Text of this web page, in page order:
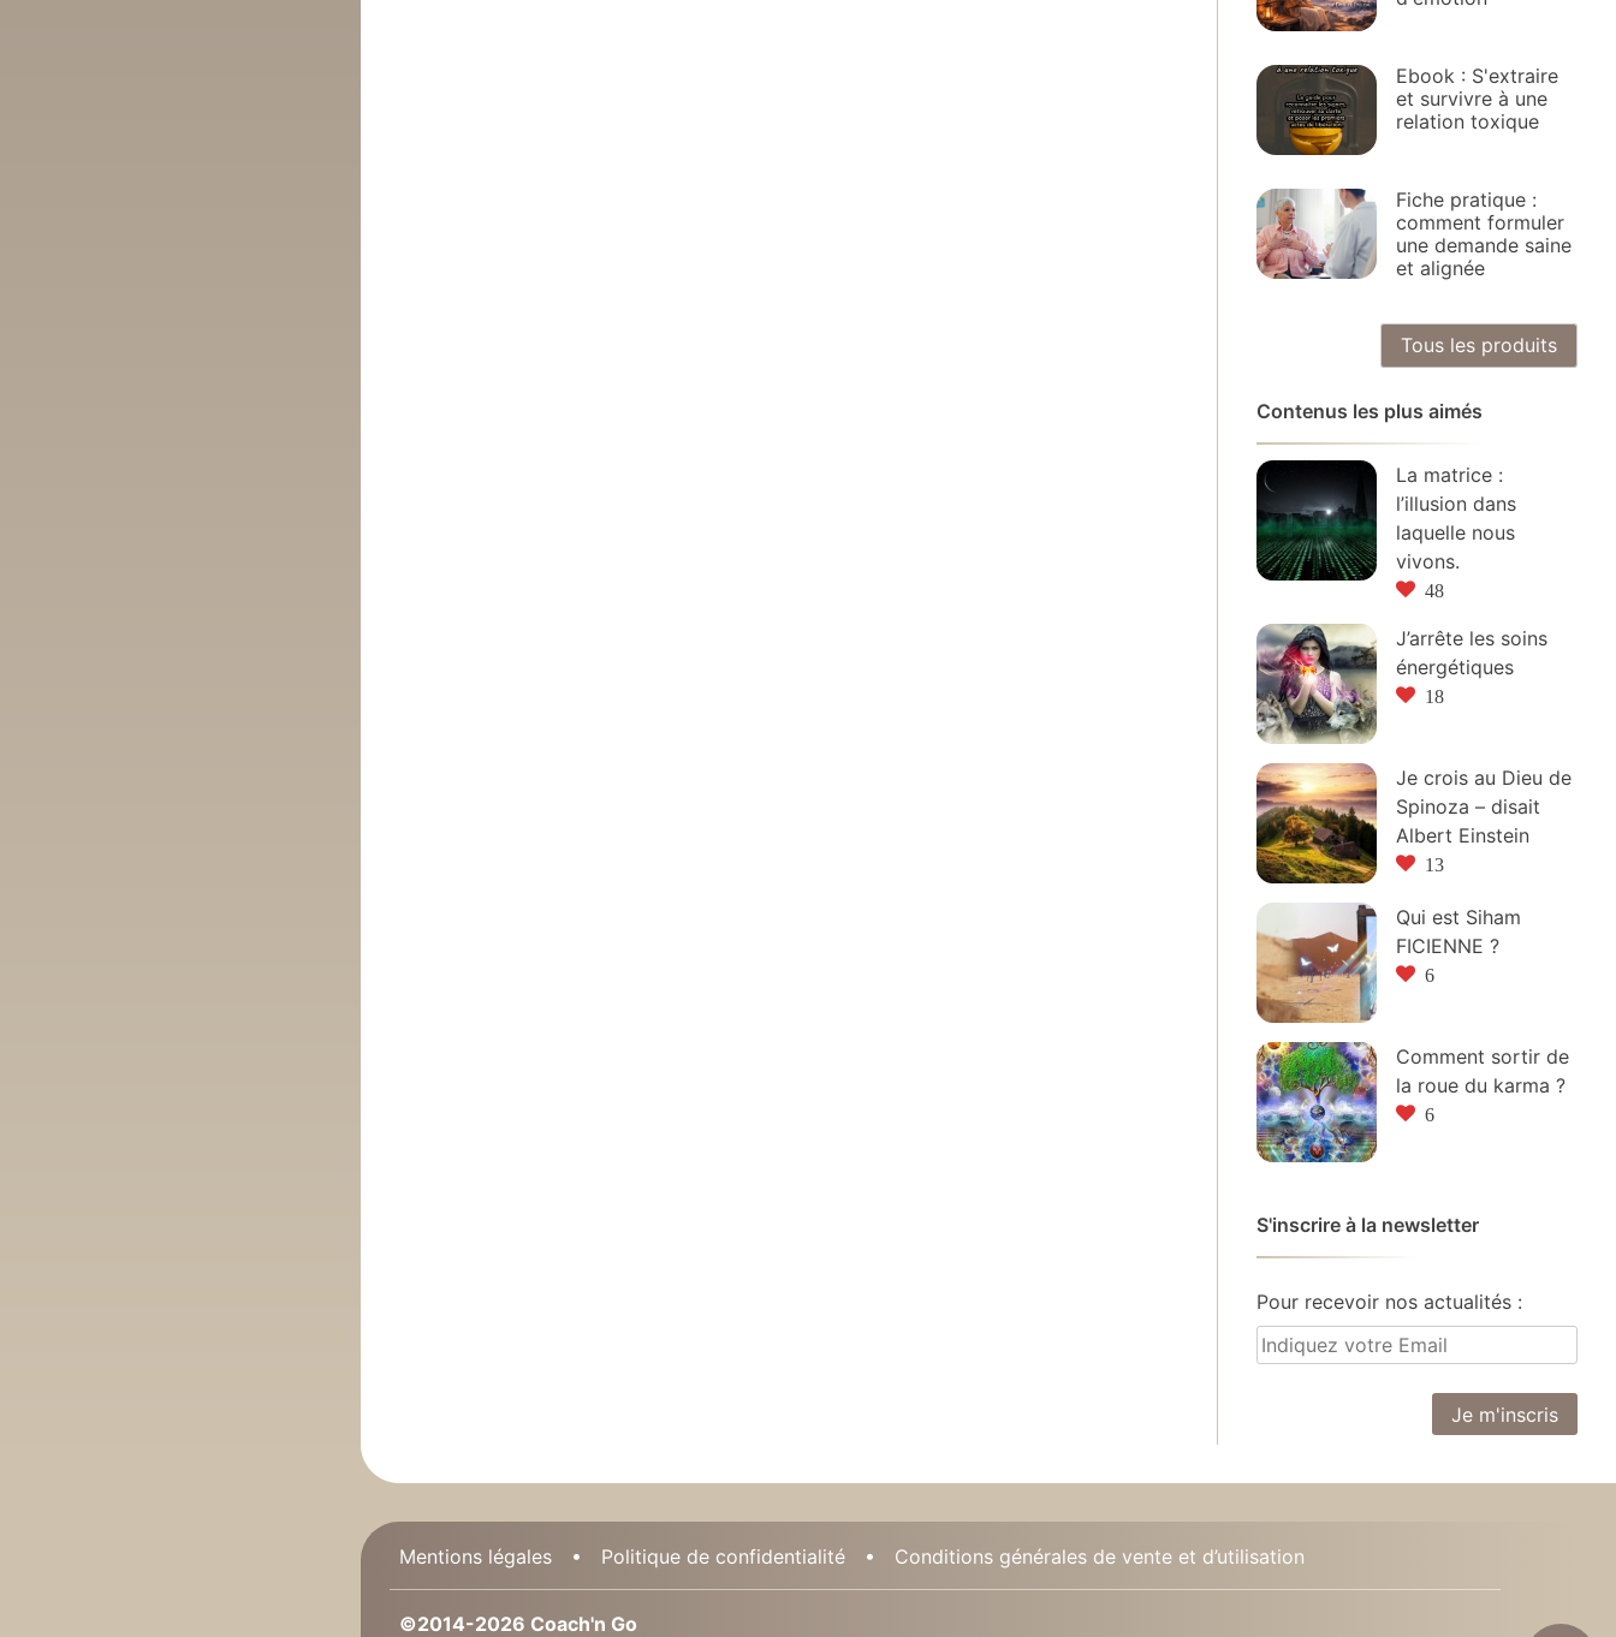
Ebook : S'extraire
et survivre à une
relation toxique
Fiche pratique :
comment formuler
une demande saine
et alignée
Tous les produits
Contenus les plus aimés
La matrice :
l’illusion dans
laquelle nous
vivons.
48
J’arrête les soins
énergétiques
18
Je crois au Dieu de
Spinoza – disait
Albert Einstein
13
Qui est Siham
FICIENNE ?
6
Comment sortir de
la roue du karma ?
6
S'inscrire à la newsletter
Pour recevoir nos actualités :
Mentions légales Politique de confidentialité Conditions générales de vente et d’utilisation
©2014-2026 Coach'n Go